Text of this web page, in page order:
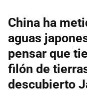
China ha
aguas
pensar que
filón de
descubierto